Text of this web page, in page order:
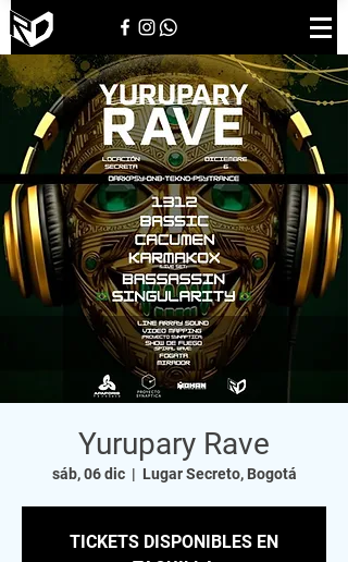
Yurupary Rave
sáb, 06 dic
  |
Lugar Secreto, Bogotá
TICKETS DISPONIBLES EN